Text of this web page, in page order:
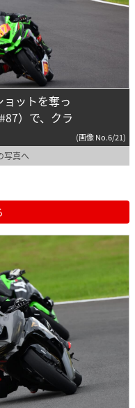
ットを奪っ
）で、クラ
(画像 No.6/21)
写真へ